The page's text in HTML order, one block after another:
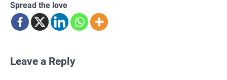
Spread the love
Leave a Reply